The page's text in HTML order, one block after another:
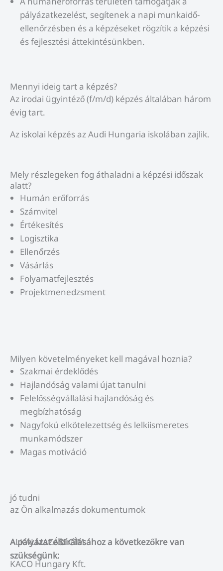
pályázatkezelést, segítenek a napi munkaidő-
ellenőrzésben és a képzéseket rögzítik a képzési
és fejlesztési áttekintésünkben.
Mennyi ideig tart a képzés?
Az irodai ügyintéző (f/m/d) képzés általában három
évig tart.
Az iskolai képzés az Audi Hungaria iskolában zajlik.
Mely részlegeken fog áthaladni a képzési időszak
alatt?
Humán erőforrás
Számvitel
Értékesítés
Logisztika
Ellenőrzés
Vásárlás
Folyamatfejlesztés
Projektmenedzsment
Milyen követelményeket kell magával hoznia?
Szakmai érdeklődés
Hajlandóság valami újat tanulni
Felelősségvállalási hajlandóság és
megbízhatóság
Nagyfokú elkötelezettség és lelkiismeretes
munkamódszer
Magas motiváció
jó tudni
az Ön alkalmazás dokumentumok
A pályázat elbírálásához a következőkre van
szükségünk:
ALKALMAZÁSI CÍM
KACO Hungary Kft.